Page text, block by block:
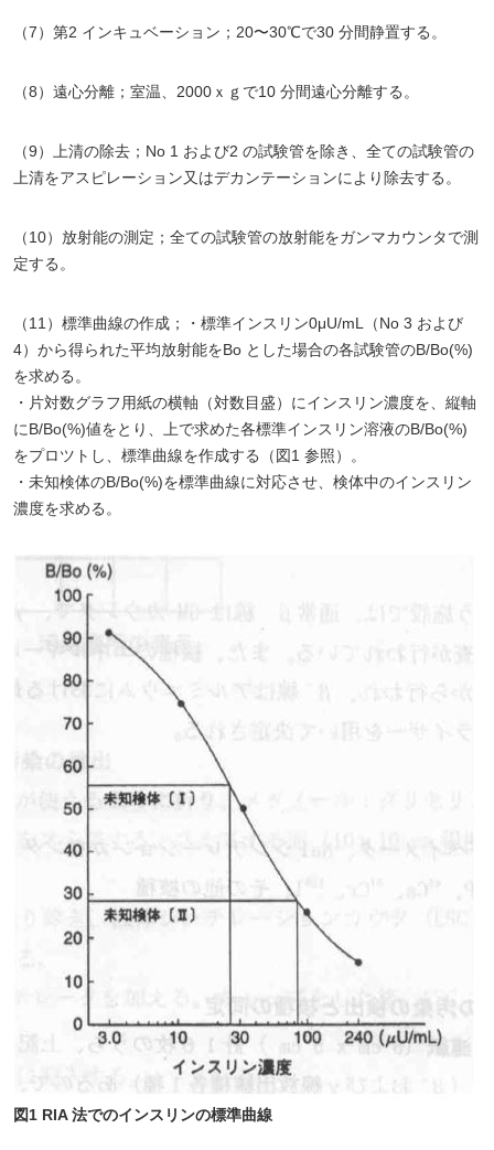
（7）第2 インキュベーション；20〜30℃で30 分間静置する。
（8）遠心分離；室温、2000ｘｇで10 分間遠心分離する。
（9）上清の除去；No 1 および2 の試験管を除き、全ての試験管の
上清をアスピレーション又はデカンテーションにより除去する。
（10）放射能の測定；全ての試験管の放射能をガンマカウンタで測
定する。
（11）標準曲線の作成；・標準インスリン0μU/mL（No 3 および
4）から得られた平均放射能をBo とした場合の各試験管のB/Bo(%)
を求める。
・片対数グラフ用紙の横軸（対数目盛）にインスリン濃度を、縦軸
にB/Bo(%)値をとり、上で求めた各標準インスリン溶液のB/Bo(%)
をプロツトし、標準曲線を作成する（図1 参照）。
・未知検体のB/Bo(%)を標準曲線に対応させ、検体中のインスリン
濃度を求める。
図1 RIA 法でのインスリンの標準曲線